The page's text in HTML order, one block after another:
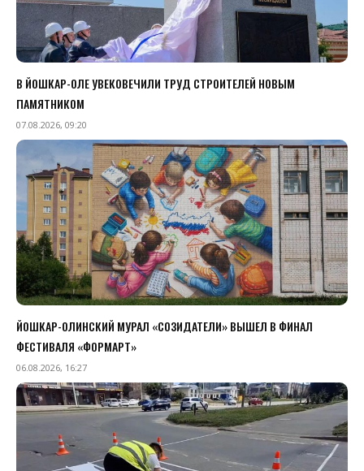
В ЙОШКАР-ОЛЕ УВЕКОВЕЧИЛИ ТРУД СТРОИТЕЛЕЙ НОВЫМ
ПАМЯТНИКОМ
07.08.2026, 09:20
ЙОШКАР-ОЛИНСКИЙ МУРАЛ «СОЗИДАТЕЛИ» ВЫШЕЛ В ФИНАЛ
ФЕСТИВАЛЯ «ФОРМАРТ»
06.08.2026, 16:27